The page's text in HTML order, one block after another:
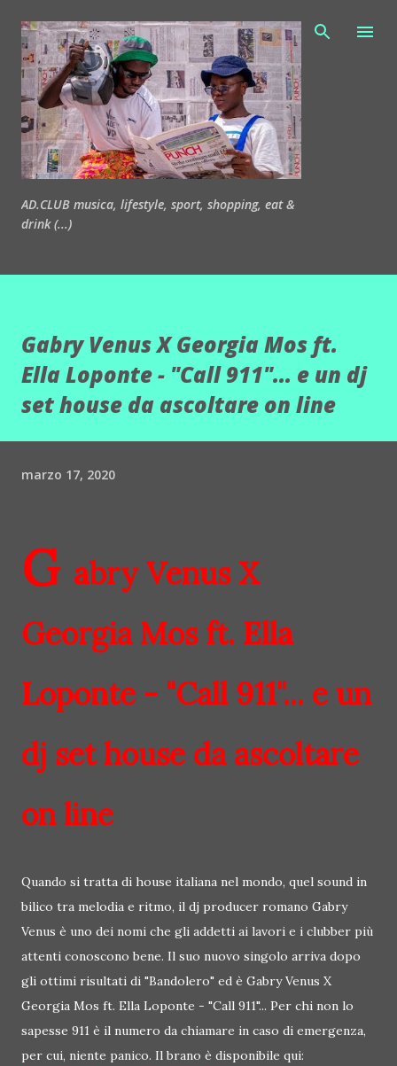
Passa ai contenuti principali
AD.CLUB musica, lifestyle, sport, shopping, eat &
drink (...)
Gabry Venus X Georgia Mos ft.
Ella Loponte - "Call 911"... e un dj
set house da ascoltare on line
marzo 17, 2020
G abry Venus X
Georgia Mos ft. Ella
Loponte - "Call 911"... e un
dj set house da ascoltare
on line
Quando si tratta di house italiana nel mondo, quel sound in
bilico tra melodia e ritmo, il dj producer romano Gabry
Venus è uno dei nomi che gli addetti ai lavori e i clubber più
attenti conoscono bene. Il suo nuovo singolo arriva dopo
gli ottimi risultati di "Bandolero" ed è Gabry Venus X
Georgia Mos ft. Ella Loponte - "Call 911"... Per chi non lo
sapesse 911 è il numero da chiamare in caso di emergenza,
per cui, niente panico. Il brano è disponibile qui: